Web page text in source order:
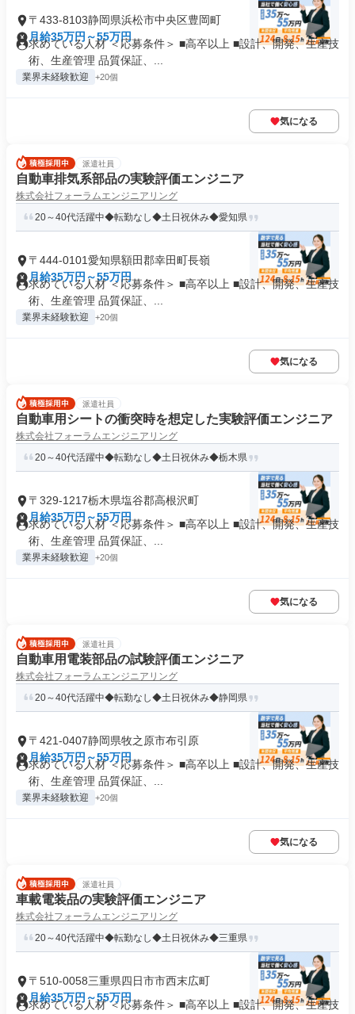
〒433-8103静岡県浜松市中央区豊岡町
月給35万円～55万円
求めている人材 ＜応募条件＞ ■高卒以上 ■設計、開発、生産技
術、生産管理 品質保証、...
業界未経験歓迎 +20個
気になる
派遣社員
自動車排気系部品の実験評価エンジニア
株式会社フォーラムエンジニアリング
20～40代活躍中◆転勤なし◆土日祝休み◆愛知県
〒444-0101愛知県額田郡幸田町長嶺
月給35万円～55万円
求めている人材 ＜応募条件＞ ■高卒以上 ■設計、開発、生産技
術、生産管理 品質保証、...
業界未経験歓迎 +20個
気になる
派遣社員
自動車用シートの衝突時を想定した実験評価エンジニア
株式会社フォーラムエンジニアリング
20～40代活躍中◆転勤なし◆土日祝休み◆栃木県
〒329-1217栃木県塩谷郡高根沢町
月給35万円～55万円
求めている人材 ＜応募条件＞ ■高卒以上 ■設計、開発、生産技
術、生産管理 品質保証、...
業界未経験歓迎 +20個
気になる
派遣社員
自動車用電装部品の試験評価エンジニア
株式会社フォーラムエンジニアリング
20～40代活躍中◆転勤なし◆土日祝休み◆静岡県
〒421-0407静岡県牧之原市布引原
月給35万円～55万円
求めている人材 ＜応募条件＞ ■高卒以上 ■設計、開発、生産技
術、生産管理 品質保証、...
業界未経験歓迎 +20個
気になる
派遣社員
車載電装品の実験評価エンジニア
株式会社フォーラムエンジニアリング
20～40代活躍中◆転勤なし◆土日祝休み◆三重県
〒510-0058三重県四日市市西末広町
月給35万円～55万円
求めている人材 ＜応募条件＞ ■高卒以上 ■設計、開発、生産技